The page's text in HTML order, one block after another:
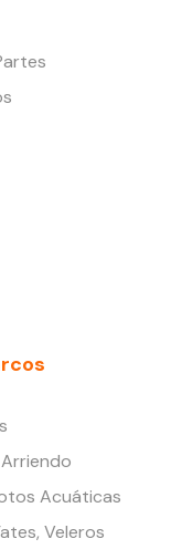
Acuáticas
Veleros